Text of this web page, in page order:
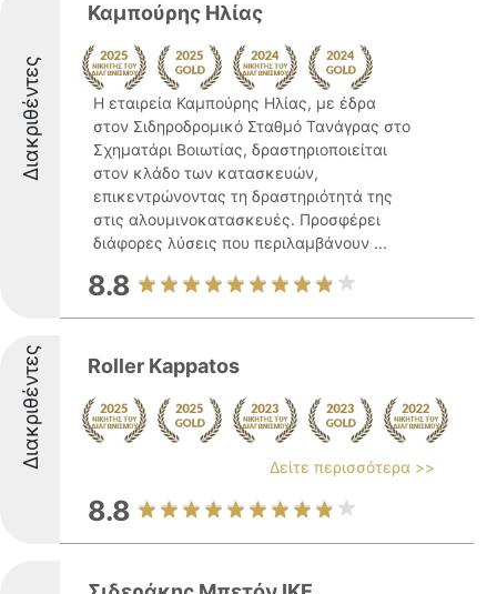
Διακριθέντες
Καμπούρης Ηλίας
Η εταιρεία Καμπούρης Ηλίας, με έδρα
στον Σιδηροδρομικό Σταθμό Τανάγρας στο
Σχηματάρι Βοιωτίας, δραστηριοποιείται
στον κλάδο των κατασκευών,
επικεντρώνοντας τη δραστηριότητά της
στις αλουμινοκατασκευές. Προσφέρει
διάφορες λύσεις που περιλαμβάνουν ...
8.8
Διακριθέντες Roller Kappatos
Δείτε περισσότερα >>
8.8